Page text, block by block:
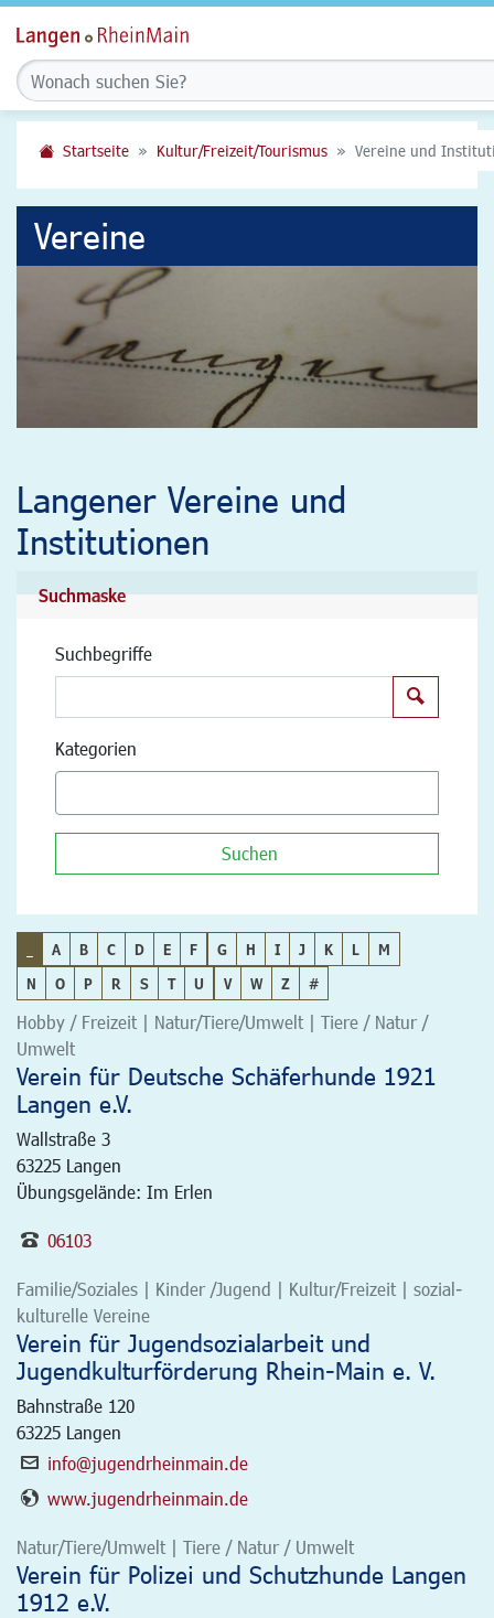
Startseite Kultur/Freizeit/Tourismus Vereine und
Vereine
Langener Vereine und
Institutionen
Suchmaske
Suchbegriffe
Kategorien
Suchen
A B C D E F G H I J K L
M
N
O P R S T U V W Z #
Hobby / Freizeit | Natur/Tiere/Umwelt | Tiere / Natur /
Umwelt
Verein für Deutsche Schäferhunde 1921
Langen e.V.
Wallstraße 3
63225 Langen
Übungsgelände: Im Erlen
06103
Familie/Soziales | Kinder /Jugend | Kultur/Freizeit | sozial-
kulturelle Vereine
Verein für Jugendsozialarbeit und
Jugendkulturförderung Rhein-Main e. V.
Bahnstraße 120
63225 Langen
info@jugendrheinmain.de
www.jugendrheinmain.de
Natur/Tiere/Umwelt | Tiere / Natur / Umwelt
Verein für Polizei und Schutzhunde Langen
1912 e.V.